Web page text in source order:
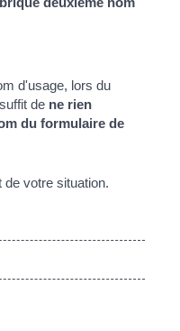
d'usage, lors du
de ne rien
du formulaire de
de votre situation.